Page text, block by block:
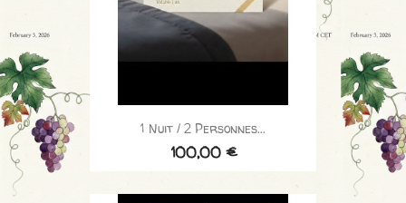
1 Nuit / 2 Personnes...
100,00 €